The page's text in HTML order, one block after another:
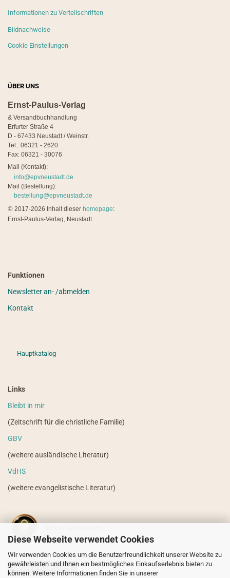
Diese Webseite verwendet Cookies
Wir verwenden Cookies um die Benutzerfreundlichkeit unserer Website zu
gewährleisten und Ihnen ein bestmögliches Einkaufserlebnis bieten zu
können. Weitere Informationen finden Sie in unserer
Informationen zu Verteilschriften
Bildnachweise
Cookie Einstellungen
ÜBER UNS
Ernst-Paulus-Verlag
& Versandbuchhandlung
Erfurter Straße 4
D - 67433 Neustadt / Weinstr.
Tel.: 06321 - 2620
Fax: 06321 - 30076
Mail (Kontakt):
info@epvneustadt.de
Mail (Bestellung):
bestellung@epvneustadt.de
© 2017-2026 Inhalt dieser homepage:
Ernst-Paulus-Verlag, Neustadt
Funktionen
Newsletter an- /abmelden
Kontakt
Hauptkatalog
Links
Bleibt in mir
(Zeitschrift für die christliche Familie)
GBV
(weitere ausländische Literatur)
VdHS
(weitere evangelistische Literatur)
Vertrag widerrufen